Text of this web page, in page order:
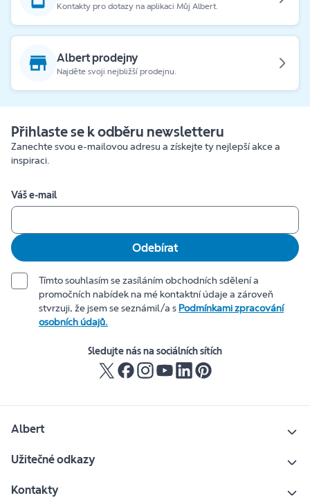
Kontakty pro dotazy na aplikaci Můj Albert.
Albert prodejny
Najděte svoji nejbližší prodejnu.
Přihlaste se k odběru newsletteru
Zanechte svou e-mailovou adresu a získejte ty nejlepší akce a
inspiraci.
Váš e-mail
Odebírat
Tímto souhlasím se zasíláním obchodních sdělení a
promočních nabídek na mé kontaktní údaje a zároveň
stvrzuji, že jsem se seznámil/a s Podmínkami zpracování
osobních údajů.
Sledujte nás na sociálních sítích
Albert
Užitečné odkazy
Kontakty